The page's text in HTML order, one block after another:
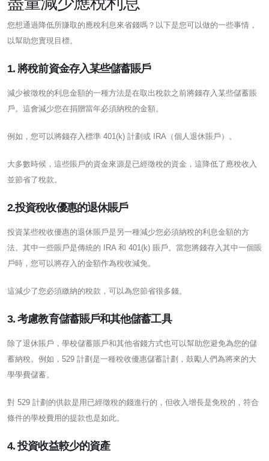
您想通過降低所賺取的應稅利息來省錢嗎？以下是您可以做的一些事情，
以幫助您實現目標。
1. 將稅前資金存入某些儲蓄賬戶
減少被徵稅的利息金額的一種方法是在取出稅款之前將錢存入某些儲蓄賬
戶。這會減少您在捐贈當年必須納稅的金額。
例如，您可以將錢存入標準 401(k) 計劃或 IRA（個人退休賬戶）。
大多數時候，這些賬戶的資金來源是已經徵稅的資金，這降低了應稅收入
並節省了稅款。
2.投資稅收優惠的退休賬戶
投資某些稅收優惠的退休賬戶是另一種減少您必須納稅的利息金額的方
法。其中一些賬戶是傳統的 IRA 和 401(k) 賬戶。當您將錢存入其中一個賬
戶時，您可以將存入的金額作為稅收減免。
這減少了您必須繳納的稅款，可以為您節省很多錢。
3. 考慮教育儲蓄賬戶和其他儲蓄工具
除了退休賬戶，學校儲蓄賬戶和其他省錢方式也可以幫助您避免為您的儲
蓄納稅。例如，529 計劃是一種稅收優惠儲蓄計劃，鼓勵人們為將來的大
學學費儲蓄。
對 529 計劃的供款是用已經徵稅的錢進行的，但收入增長是免稅的，符合
條件的學校費用的提款也是如此。
4. 投資收益較少的資產